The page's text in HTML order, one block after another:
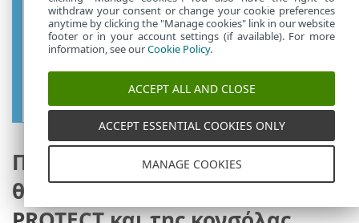
οπωσδήποτε πρόσθετους
λογαριασμούς με συγκεκριμένα
δικαιώματα πρόσβασης, βάσει των
αρμοδιοτήτων του λογαριασμού που
θέλετε να παράσχετε.
Πώς μπορώ να αλλάξω τις
θύρες του διακομιστή ESET
withdraw your consent or change your cookie preferences
anytime by clicking the "Manage cookies" link in our website
footer or in your account settings (if available). For more
information, see ourCookie Policy.
ACCEPT ALL AND CLOSE
ACCEPT ESSENTIAL COOKIES ONLY
MANAGE COOKIES